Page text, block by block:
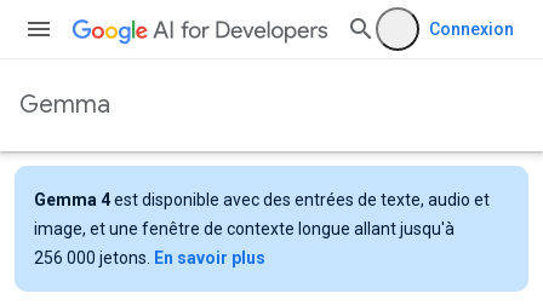
Connexion
Gemma
Gemma 4est disponible avec des entrées de texte, audio et
image, et une fenêtre de contexte longue allant jusqu'à
256 000 jetons.
En savoir plus